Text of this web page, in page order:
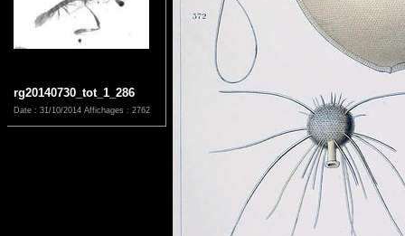
rg20140730_tot_1_286
Date : 31/10/2014 Affichages : 2762